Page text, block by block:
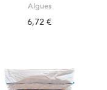
Algues
6,72 €